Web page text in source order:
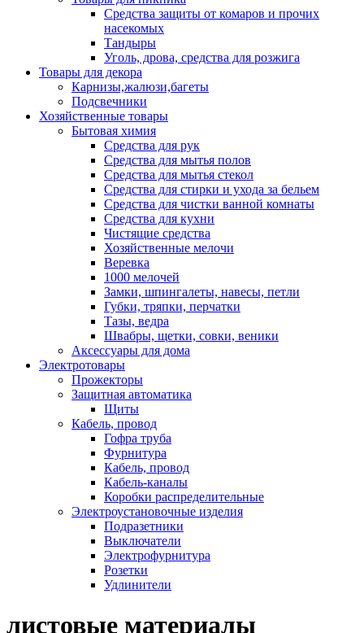
Средства защиты от комаров и прочих
насекомых
Тандыры
Уголь, дрова, средства для розжига
Товары для декора
Карнизы,жалюзи,багеты
Подсвечники
Хозяйственные товары
Бытовая химия
Средства для рук
Средства для мытья полов
Средства для мытья стекол
Средства для стирки и ухода за бельем
Средства для чистки ванной комнаты
Средства для кухни
Чистящие средства
Хозяйственные мелочи
Веревка
1000 мелочей
Замки, шпингалеты, навесы, петли
Губки, тряпки, перчатки
Тазы, ведра
Швабры, щетки, совки, веники
Аксессуары для дома
Электротовары
Прожекторы
Защитная автоматика
Щиты
Кабель, провод
Гофра труба
Фурнитура
Кабель, провод
Кабель-каналы
Коробки распределительные
Электроустановочные изделия
Подразетники
Выключатели
Электрофурнитура
Розетки
Удлинители
листовые материалы